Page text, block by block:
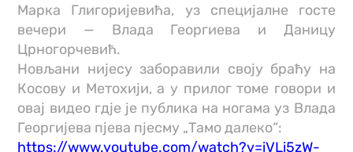
Марка Глигоријевића, уз специјалне госте
вечери — Влада Георгиева и Даницу
Црногорчевић.
Новљани нијесу заборавили своју браћу на
Косову и Метохији, а у прилог томе говори и
овај видео гдје је публика на ногама уз Влада
Георгијева пјева пјесму „Тамо далеко“:
https://www.youtube.com/watch?v=iVLi5zW-